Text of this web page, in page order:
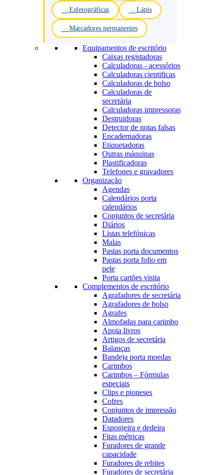
Esferográficas Lápis
Marcadores permanentes
Equipamentos de escritório
Caixas registadoras
Calculadoras - acessórios
Calculadoras cientificas
Calculadoras de bolso
Calculadoras de
secretária
Calculadoras impressoras
Destruidoras
Detector de notas falsas
Encadernadoras
Etiquetadoras
Outras máquinas
Plastificadoras
Telefones e gravadores
Organização
Agendas
Calendários porta
calendários
Conjuntos de secretária
Diários
Listas telefónicas
Malas
Pastas porta documentos
Pastas porta folio em
pele
Porta cartões visita
Complementos de escritório
Agrafadores de secretária
Agrafadores de bolso
Agrafes
Almofadas para carimbo
Apoia livros
Artigos de secretária
Balanças
Bandeja porta moedas
Carimbos
Carimbos – Fórmulas
especiais
Clips e pioneses
Cofres
Conjuntos de impressão
Datadores
Esponjeira e dedeira
Fitas métricas
Furadores de grande
capacidade
Furadores de rebites
Furadores de secretária